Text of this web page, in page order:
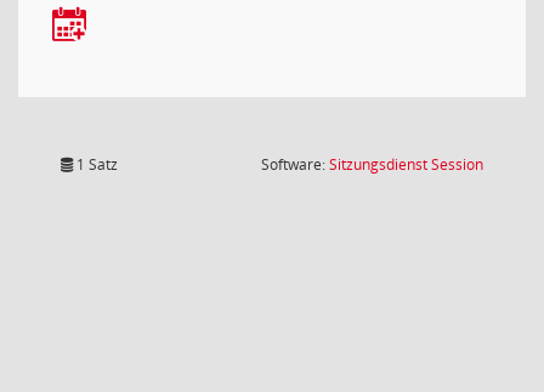
1 Satz Software:SitzungsdienstSession(Wird in